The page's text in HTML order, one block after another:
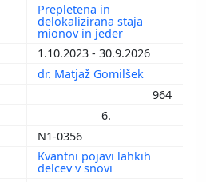
Prepletena in
delokalizirana staja
mionov in jeder
1.10.2023 - 30.9.2026
dr. Matjaž Gomilšek
964
6.
N1-0356
Kvantni pojavi lahkih
delcev v snovi